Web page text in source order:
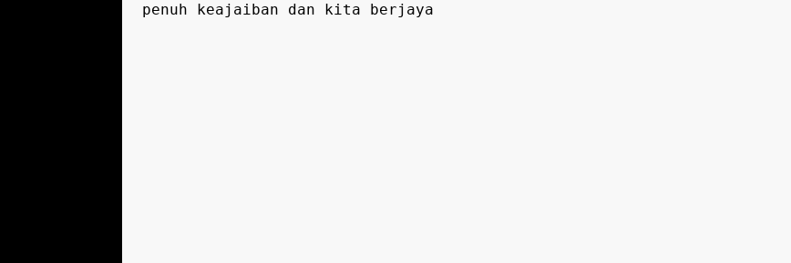
penuh keajaiban dan kita berjaya